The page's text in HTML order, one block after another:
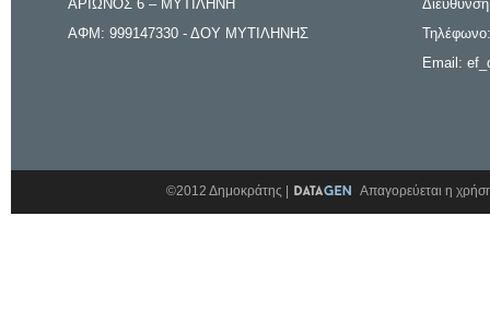
ΑΡΙΩΝΟΣ 6 – ΜΥΤΙΛΗΝΗ
ΑΦΜ: 999147330 - ΔΟΥ ΜΥΤΙΛΗΝΗΣ
Email:
©2012 Δημοκράτης | Απαγορεύεται η